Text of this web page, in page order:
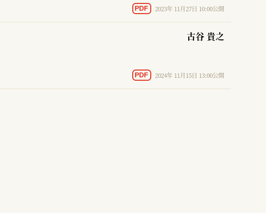
PDF 2023年 11月27日 10:00公開
古谷 貴之
PDF 2024年 11月15日 13:00公開